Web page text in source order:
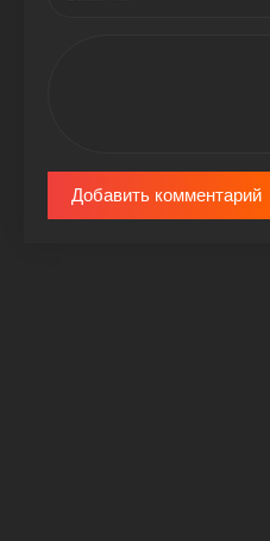
Добавить комментарий